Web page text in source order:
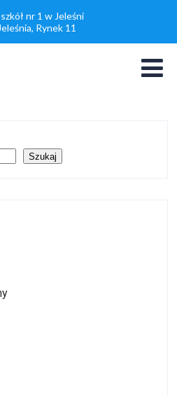
nr 1 w Jeleśni
Rynek 11
Szukaj